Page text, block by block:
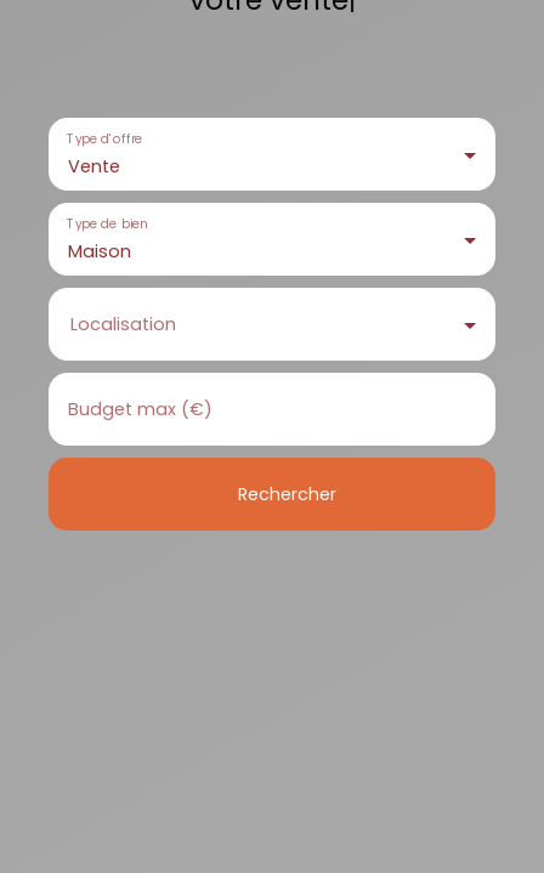
Vente
Type d'offre
Maison
Type de bien